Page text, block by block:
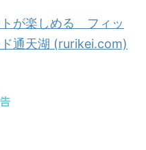
トが楽しめる フィッ
通天湖 (rurikei.com)